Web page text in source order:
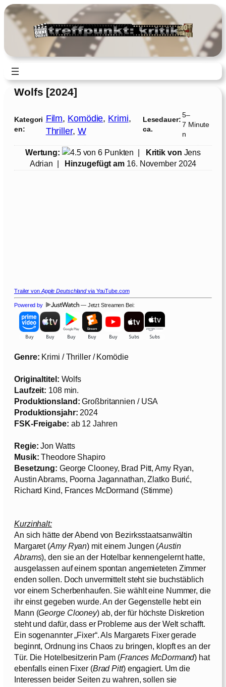
Zum
Inhalt
springen
Wolfs [2024]
Kategori
en:
Film, Komödie, Krimi
Thriller, W
Lesedauer:
ca.
5–
7 Minute
n
Wertung: | Kritik von Jens
Adrian | Hinzugefügt am 16. November 2024
Trailer von Apple Deutschlandvia YouTube.com
Powered by — Jetzt Streamen Bei:
Genre: Krimi / Thriller / Komödie
Originaltitel: Wolfs
Laufzeit: 108 min.
Produktionsland: Großbritannien / USA
Produktionsjahr: 2024
FSK-Freigabe: ab 12 Jahren
Regie: Jon Watts
Musik: Theodore Shapiro
Besetzung: George Clooney, Brad Pitt, Amy Ryan,
Austin Abrams, Poorna Jagannathan, Zlatko Burić,
Richard Kind, Frances McDormand (Stimme)
Kurzinhalt:
An sich hätte der Abend von Bezirksstaatsanwältin
Margaret (Amy Ryan) mit einem Jungen (Austin
Abrams), den sie an der Hotelbar kennengelernt hatte,
ausgelassen auf einem spontan angemieteten Zimmer
enden sollen. Doch unvermittelt steht sie buchstäblich
vor einem Scherbenhaufen. Sie wählt eine Nummer, die
ihr einst gegeben wurde. An der Gegenstelle hebt ein
Mann (George Clooney) ab, der für höchste Diskretion
steht und dafür, dass er Probleme aus der Welt schafft.
Ein sogenannter „Fixer“. Als Margarets Fixer gerade
beginnt, Ordnung ins Chaos zu bringen, klopft es an der
Tür. Die Hotelbesitzerin Pam (Frances McDormand) hat
ebenfalls einen Fixer (Brad Pitt) engagiert. Um die
Interessen beider Seiten zu wahren, sollen sie